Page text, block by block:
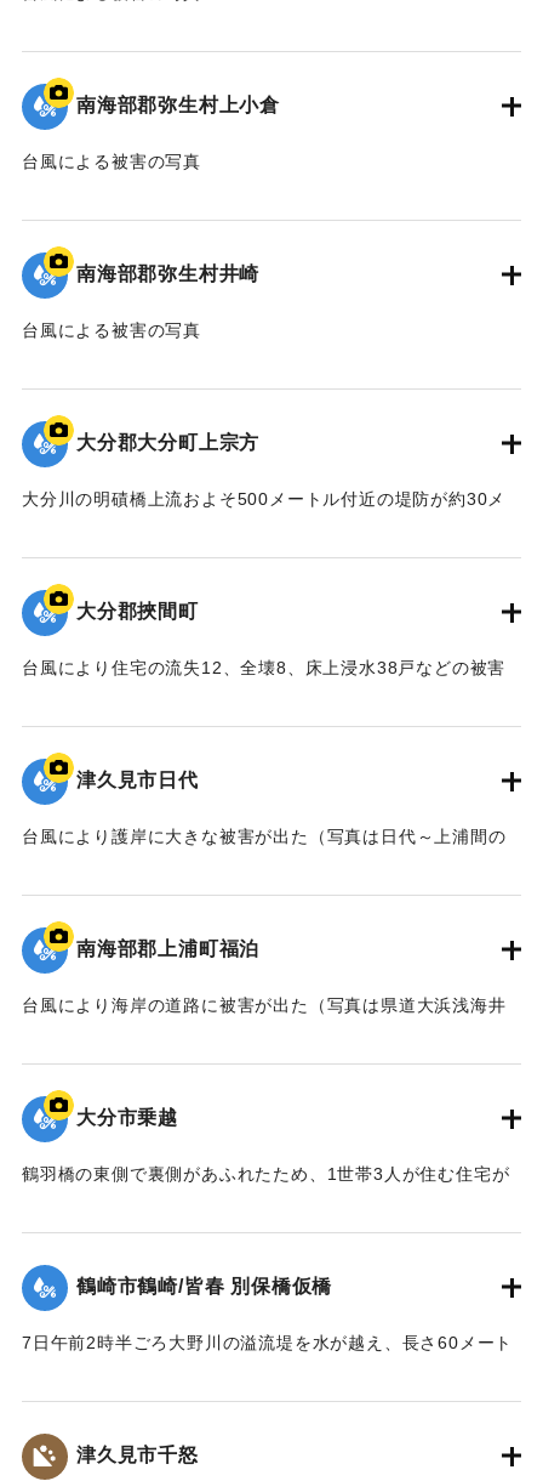
｜固有コード:00635011
南海部郡弥生村上小倉
台風による被害の写真
｜固有コード:00635012
南海部郡弥生村井崎
台風による被害の写真
｜固有コード:00635013
大分郡大分町上宗方
大分川の明磧橋上流およそ500メートル付近の堤防が約30メ
は地区の人たち総出で後片付けを行っている様子。
【出典：大分合同新聞 1957年9月7日朝刊3面】
｜固有コード:00635005
大分郡挾間町
台風により住宅の流失12、全壊8、床上浸水38戸などの被害
｜固有コード:
津久見市日代
台風により護岸に大きな被害が出た（写真は日代～上浦間の
｜固有コード:
南海部郡上浦町福泊
台風により海岸の道路に被害が出た（写真は県道大浜浅海井
｜固有コード:
大分市乗越
鶴羽橋の東側で裏側があふれたため、1世帯3人が住む住宅が
したところ、40代の男性が手をすべらせ川に流され行方不明
になった。
【出典：大分合同新聞 1957年9月7日夕刊3面】
鶴崎市鶴崎/皆春 別保橋仮橋
7日午前2時半ごろ大野川の溢流堤を水が越え、長さ60メート
｜固有コード:
津久見市千怒